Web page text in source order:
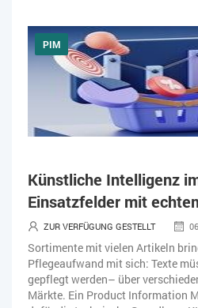
PIM
Künstliche Intelligenz
Einsatzfelder mit
ZUR VERFÜGUNG GESTELLT
Sortimente mit vielen Artikeln
Pflegeaufwand mit sich: Texte
gepflegt werden– über
Märkte. Ein Product Information